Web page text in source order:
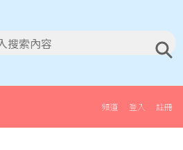
註冊
登入
頻道